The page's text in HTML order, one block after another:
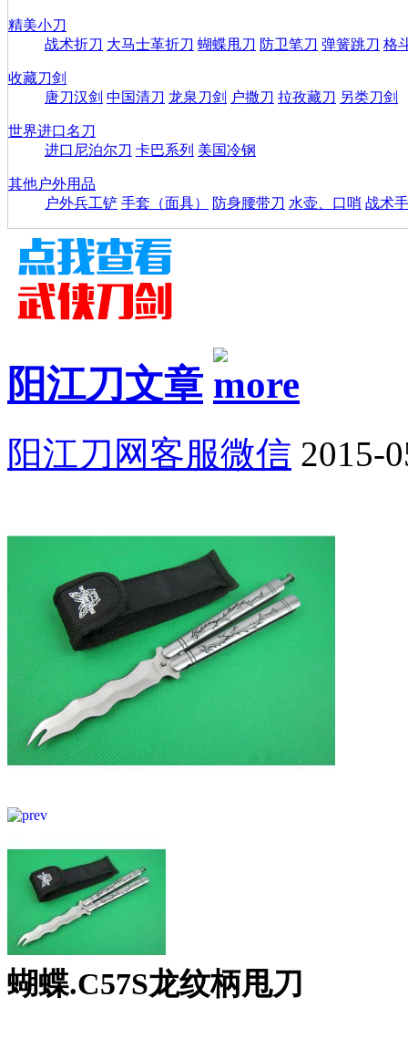
精美小刀
战术折刀 大马士革折刀 蝴蝶甩刀 防卫笔刀 弹簧跳刀 格
收藏刀剑
唐刀汉剑 中国清刀 龙泉刀剑 户撒刀 拉孜藏刀 另类刀剑
世界进口名刀
进口尼泊尔刀 卡巴系列 美国冷钢
其他户外用品
户外兵工铲 手套（面具） 防身腰带刀 水壶、口哨 战术
阳江刀文章
阳江刀网客服微信 2015-
蝴蝶.C57S龙纹柄甩刀